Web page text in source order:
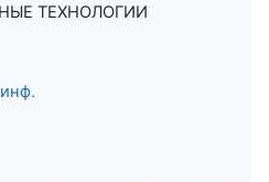
ТЕХНОЛОГИИ